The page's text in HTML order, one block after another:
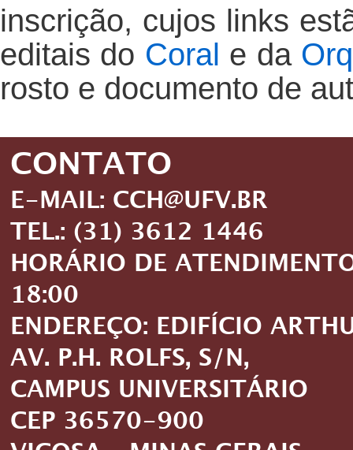
inscrição, cujos links
editais do Coral e da
rosto e documento de
CONTATO
E-MAIL: CCH@UFV.BR
TEL.: (31) 3612 1446
HORÁRIO DE
18:00
ENDEREÇO: EDIFÍCIO
AV. P.H. ROLFS, S/N,
CAMPUS UNIVERSITÁRIO
CEP 36570-900